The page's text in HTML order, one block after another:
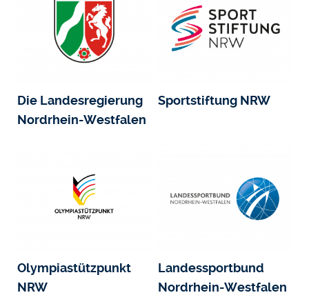
Die Landesregierung
Nordrhein-Westfalen
Sportstiftung NRW
Olympiastützpunkt
NRW
Landessportbund
Nordrhein-Westfalen